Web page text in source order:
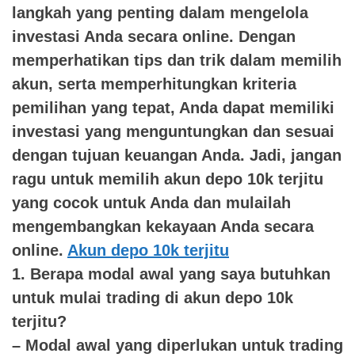
langkah yang penting dalam mengelola
investasi Anda secara online. Dengan
memperhatikan tips dan trik dalam memilih
akun, serta memperhitungkan kriteria
pemilihan yang tepat, Anda dapat memiliki
investasi yang menguntungkan dan sesuai
dengan tujuan keuangan Anda. Jadi, jangan
ragu untuk memilih akun depo 10k terjitu
yang cocok untuk Anda dan mulailah
mengembangkan kekayaan Anda secara
online. Akun depo 10k terjitu
1. Berapa modal awal yang saya butuhkan
untuk mulai trading di akun depo 10k
terjitu?
– Modal awal yang diperlukan untuk trading